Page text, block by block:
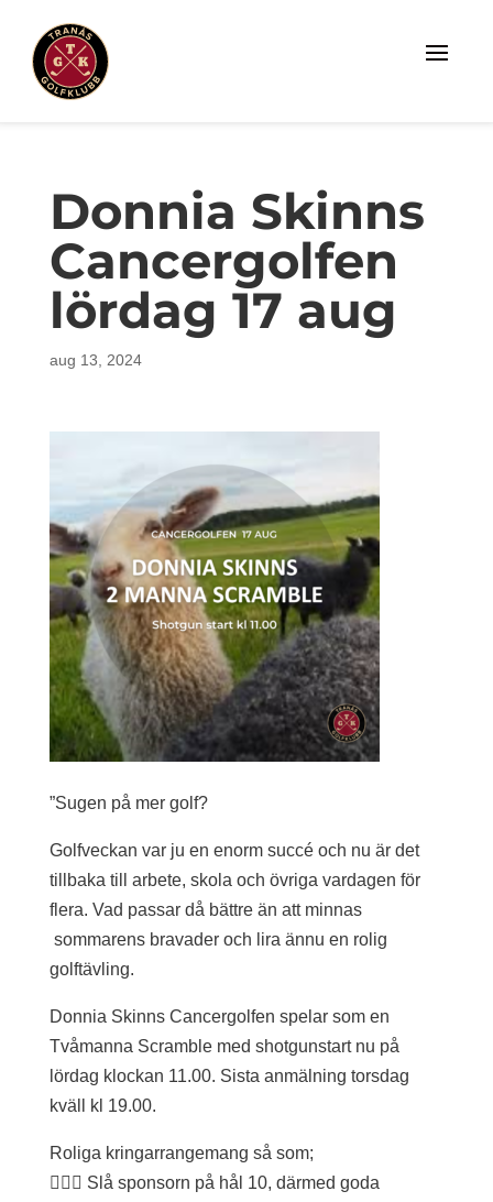
Donnia Skinns
Cancergolfen
lördag 17 aug
aug 13, 2024
”Sugen på mer golf?
Golfveckan var ju en enorm succé och nu är det
tillbaka till arbete, skola och övriga vardagen för
flera. Vad passar då bättre än att minnas
sommarens bravader och lira ännu en rolig
golftävling.
Donnia Skinns Cancergolfen spelar som en
Tvåmanna Scramble med shotgunstart nu på
lördag klockan 11.00. Sista anmälning torsdag
kväll kl 19.00.
Roliga kringarrangemang så som;
🏌🏿‍♂️ Slå sponsorn på hål 10, därmed goda